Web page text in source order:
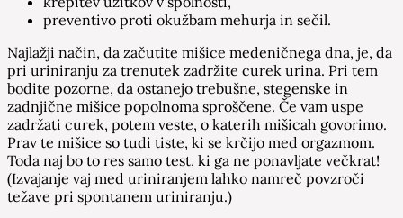
preventivo proti okužbam mehurja in sečil.
Najlažji način, da začutite mišice medeničnega dna, je, da
pri uriniranju za trenutek zadržite curek urina. Pri tem
bodite pozorne, da ostanejo trebušne, stegenske in
zadnjične mišice popolnoma sproščene. Če vam uspe
zadržati curek, potem veste, o katerih mišicah govorimo.
Prav te mišice so tudi tiste, ki se krčijo med orgazmom.
Toda naj bo to res samo test, ki ga ne ponavljate večkrat!
(Izvajanje vaj med uriniranjem lahko namreč povzroči
težave pri spontanem uriniranju.)